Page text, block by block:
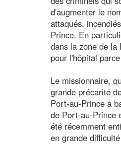
d'augmenter le
attaqués,
Prince. En
dans la zone de
pour l'hôpital
Le missionnaire,
grande précarité
Port-au-Prince a
de Port-au-Prince
été récemment
en grande